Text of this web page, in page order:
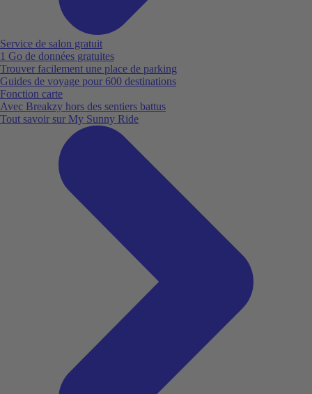
Service de salon gratuit
1 Go de données gratuites
Trouver facilement une place de parking
Guides de voyage pour 600 destinations
Fonction carte
Avec Breakzy hors des sentiers battus
Tout savoir sur My Sunny Ride